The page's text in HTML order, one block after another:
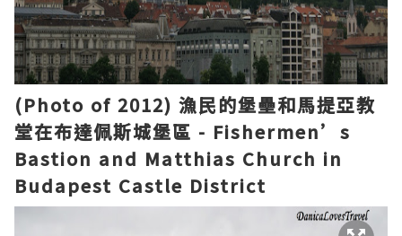
(Photo of 2012) 漁民的堡壘和馬提亞教
堂在布達佩斯城堡區 - Fishermen’s
Bastion and Matthias Church in
Budapest Castle District